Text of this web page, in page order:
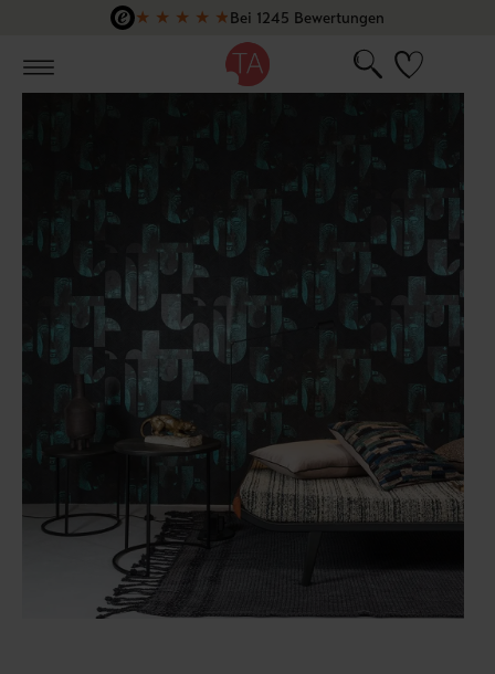
Zum Hauptinhalt springen
★ ★ ★ ★ ★Bei 1245 Bewertungen